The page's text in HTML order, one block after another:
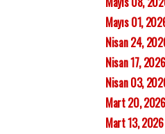
Mayıs 01,
Nisan 24,
Nisan 17,
Nisan 03,
Mart 20,
Mart 13,